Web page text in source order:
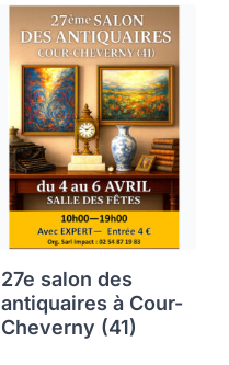
27e salon des
antiquaires à Cour-
Cheverny (41)